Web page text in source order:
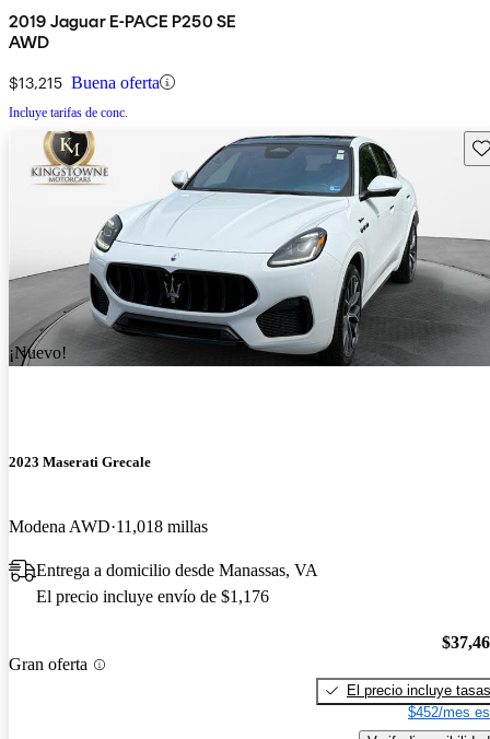
2019 Jaguar E-PACE P250 SE
AWD
$13,215 Buena oferta
Incluye tarifas de conc.
¡Nuevo!
2023 Maserati Grecale
Modena AWD 11,018 millas
Entrega a domicilio desde Manassas, VA
El precio incluye envío de $1,176
Gran oferta
El precio incluye tasas
$452/mes